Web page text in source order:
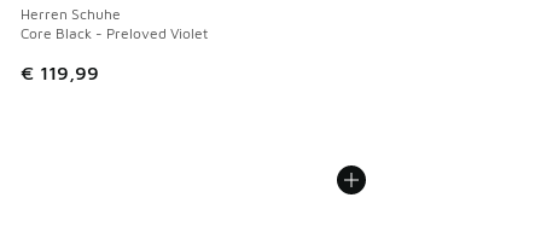
Herren Schuhe
Core Black - Preloved Violet
€ 119,99